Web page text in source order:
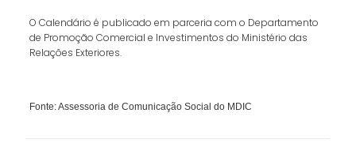
O Calendário é publicado em parceria com o Departamento
de Promoção Comercial e Investimentos do Ministério das
Relações Exteriores.
Fonte: Assessoria de Comunicação Social do MDIC